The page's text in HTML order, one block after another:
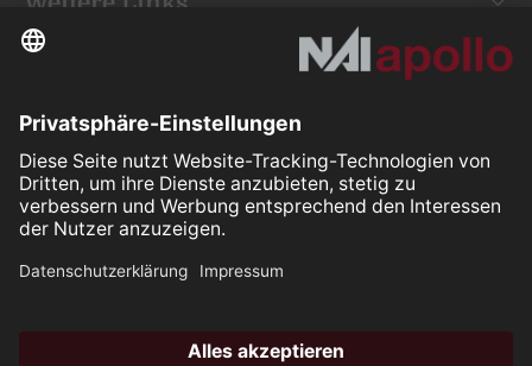
Your space is
our mission.
Folgen Sie uns auf: